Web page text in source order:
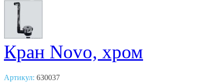
Кран Novo, хром
Артикул: 630037